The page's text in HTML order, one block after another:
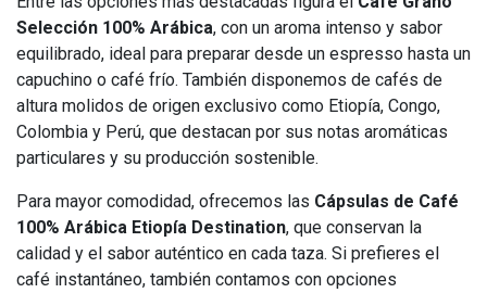
Selección 100% Arábica, con un aroma intenso y sabor
equilibrado, ideal para preparar desde un espresso hasta un
capuchino o café frío. También disponemos de cafés de
altura molidos de origen exclusivo como Etiopía, Congo,
Colombia y Perú, que destacan por sus notas aromáticas
particulares y su producción sostenible.
Para mayor comodidad, ofrecemos las Cápsulas de Café
100% Arábica Etiopía Destination, que conservan la
calidad y el sabor auténtico en cada taza. Si prefieres el
café instantáneo, también contamos con opciones